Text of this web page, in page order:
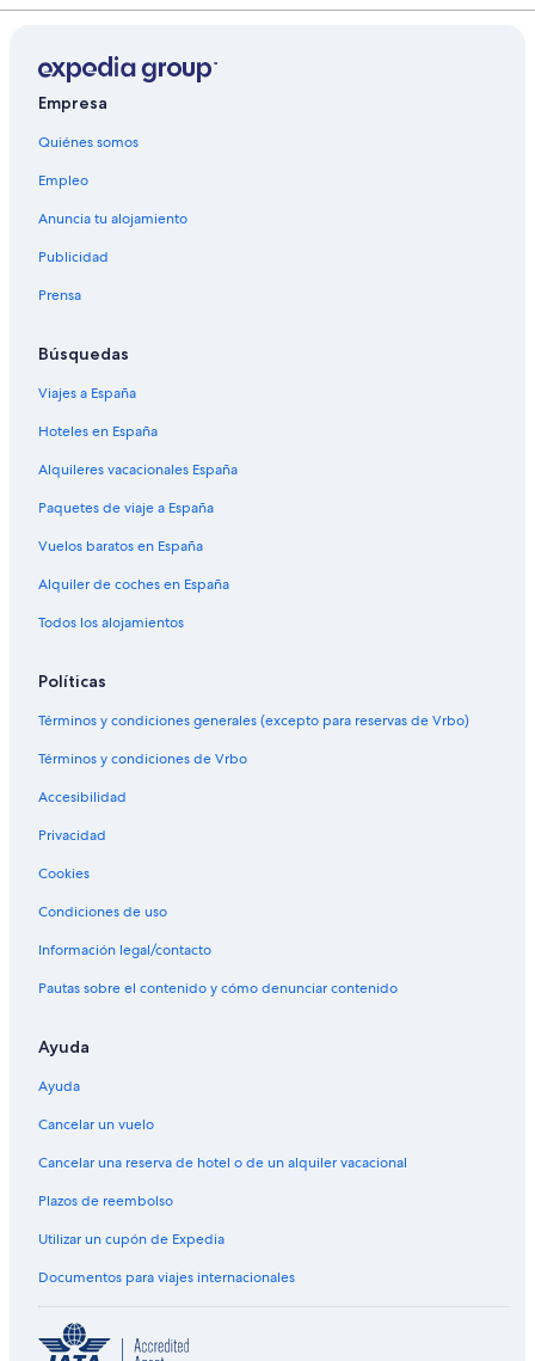
Empresa
Quiénes somos
Empleo
Anuncia tu alojamiento
Publicidad
Prensa
Búsquedas
Viajes a España
Hoteles en España
Alquileres vacacionales España
Paquetes de viaje a España
Vuelos baratos en España
Alquiler de coches en España
Todos los alojamientos
Políticas
Términos y condiciones generales (excepto para reservas de Vrbo)
Términos y condiciones de Vrbo
Accesibilidad
Privacidad
Cookies
Condiciones de uso
Información legal/contacto
Pautas sobre el contenido y cómo denunciar contenido
Ayuda
Ayuda
Cancelar un vuelo
Cancelar una reserva de hotel o de un alquiler vacacional
Plazos de reembolso
Utilizar un cupón de Expedia
Documentos para viajes internacionales